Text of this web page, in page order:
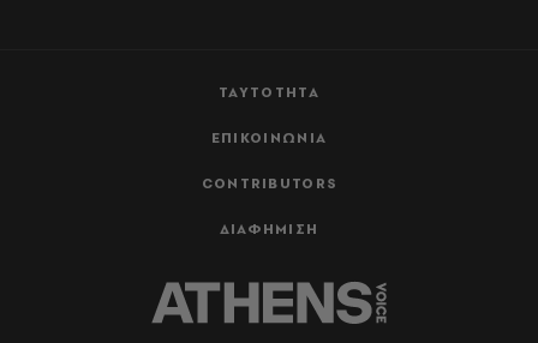
ΤΑΥΤΟΤΗΤΑ
ΕΠΙΚΟΙΝΩΝΙΑ
CONTRIBUTORS
ΔΙΑΦΗΜΙΣΗ